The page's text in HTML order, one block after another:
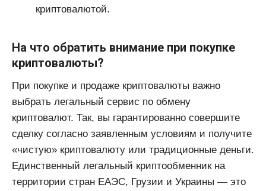
криптовалютой.
На что обратить внимание при покупке
криптовалюты?
При покупке и продаже криптовалюты важно
выбрать легальный сервис по обмену
криптовалют. Так, вы гарантированно совершите
сделку согласно заявленным условиям и получите
«чистую» криптовалюту или традиционные деньги.
Единственный легальный криптообменник на
территории стран ЕАЭС, Грузии и Украины — это